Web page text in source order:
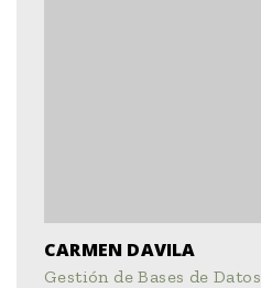
CARMEN DAVILA
Gestión de Bases de Datos